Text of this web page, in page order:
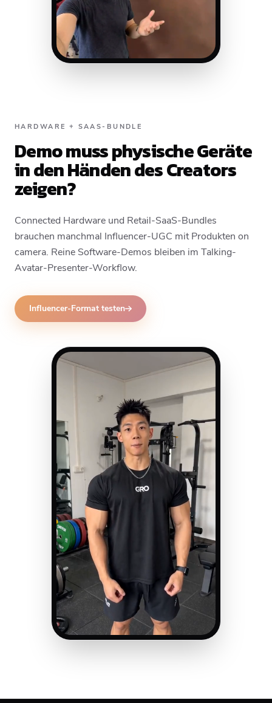
HARDWARE + SAAS-BUNDLE
Demo muss physische Geräte
in den Händen des Creators
zeigen?
Connected Hardware und Retail-SaaS-Bundles
brauchen manchmal Influencer-UGC mit Produkten on
camera. Reine Software-Demos bleiben im Talking-
Avatar-Presenter-Workflow.
Influencer-Format testen